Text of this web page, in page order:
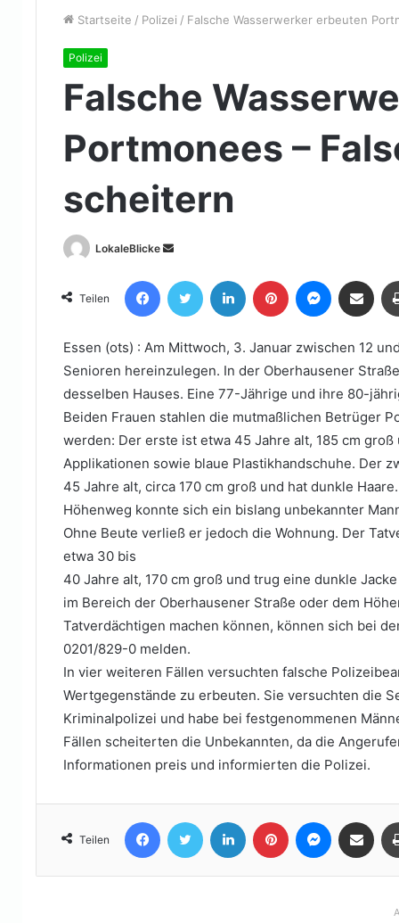
Startseite / Polizei / Falsche Wasserwerker erbeuten
Polizei
Falsche
Portmonees –
scheitern
LokaleBlicke
Sende
eine
E-
Teilen
FacebookTwitter LinkedIn Pinterest Messenger
Teile per E-Mail
Essen (ots) : Am Mittwoch, 3. Januar zwischen 12
Senioren hereinzulegen. In der Oberhausener
desselben Hauses. Eine 77-Jährige und ihre 80-
Beiden Frauen stahlen die mutmaßlichen Betrüger
werden: Der erste ist etwa 45 Jahre alt, 185 cm
Applikationen sowie blaue Plastikhandschuhe. Der
45 Jahre alt, circa 170 cm groß und hat dunkle
Höhenweg konnte sich ein bislang unbekannter
Ohne Beute verließ er jedoch die Wohnung. Der
etwa 30 bis
40 Jahre alt, 170 cm groß und trug eine dunkle
im Bereich der Oberhausener Straße oder dem
Tatverdächtigen machen können, können sich bei
0201/829-0 melden.
In vier weiteren Fällen versuchten falsche
Wertgegenstände zu erbeuten. Sie versuchten die
Kriminalpolizei und habe bei festgenommenen
Fällen scheiterten die Unbekannten, da die
Informationen preis und informierten die Polizei.
Teilen
FacebookTwitter LinkedIn Pinterest Messenger
Teile per E-Mail